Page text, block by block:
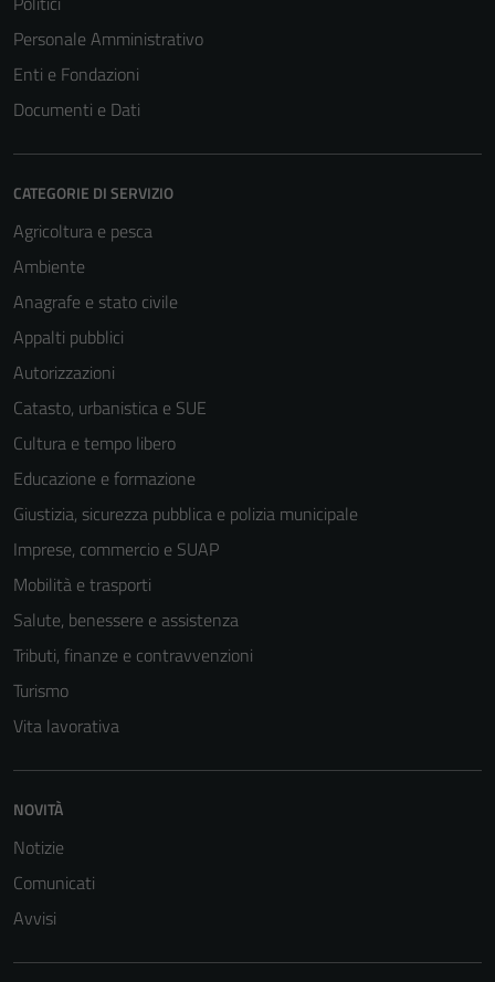
Personale Amministrativo
Enti e Fondazioni
Documenti e Dati
CATEGORIE DI SERVIZIO
Agricoltura e pesca
Ambiente
Anagrafe e stato civile
Appalti pubblici
Autorizzazioni
Catasto, urbanistica e SUE
Cultura e tempo libero
Educazione e formazione
Giustizia, sicurezza pubblica e polizia municipale
Imprese, commercio e SUAP
Mobilità e trasporti
Salute, benessere e assistenza
Tributi, finanze e contravvenzioni
Turismo
Vita lavorativa
NOVITÀ
Notizie
Comunicati
Avvisi